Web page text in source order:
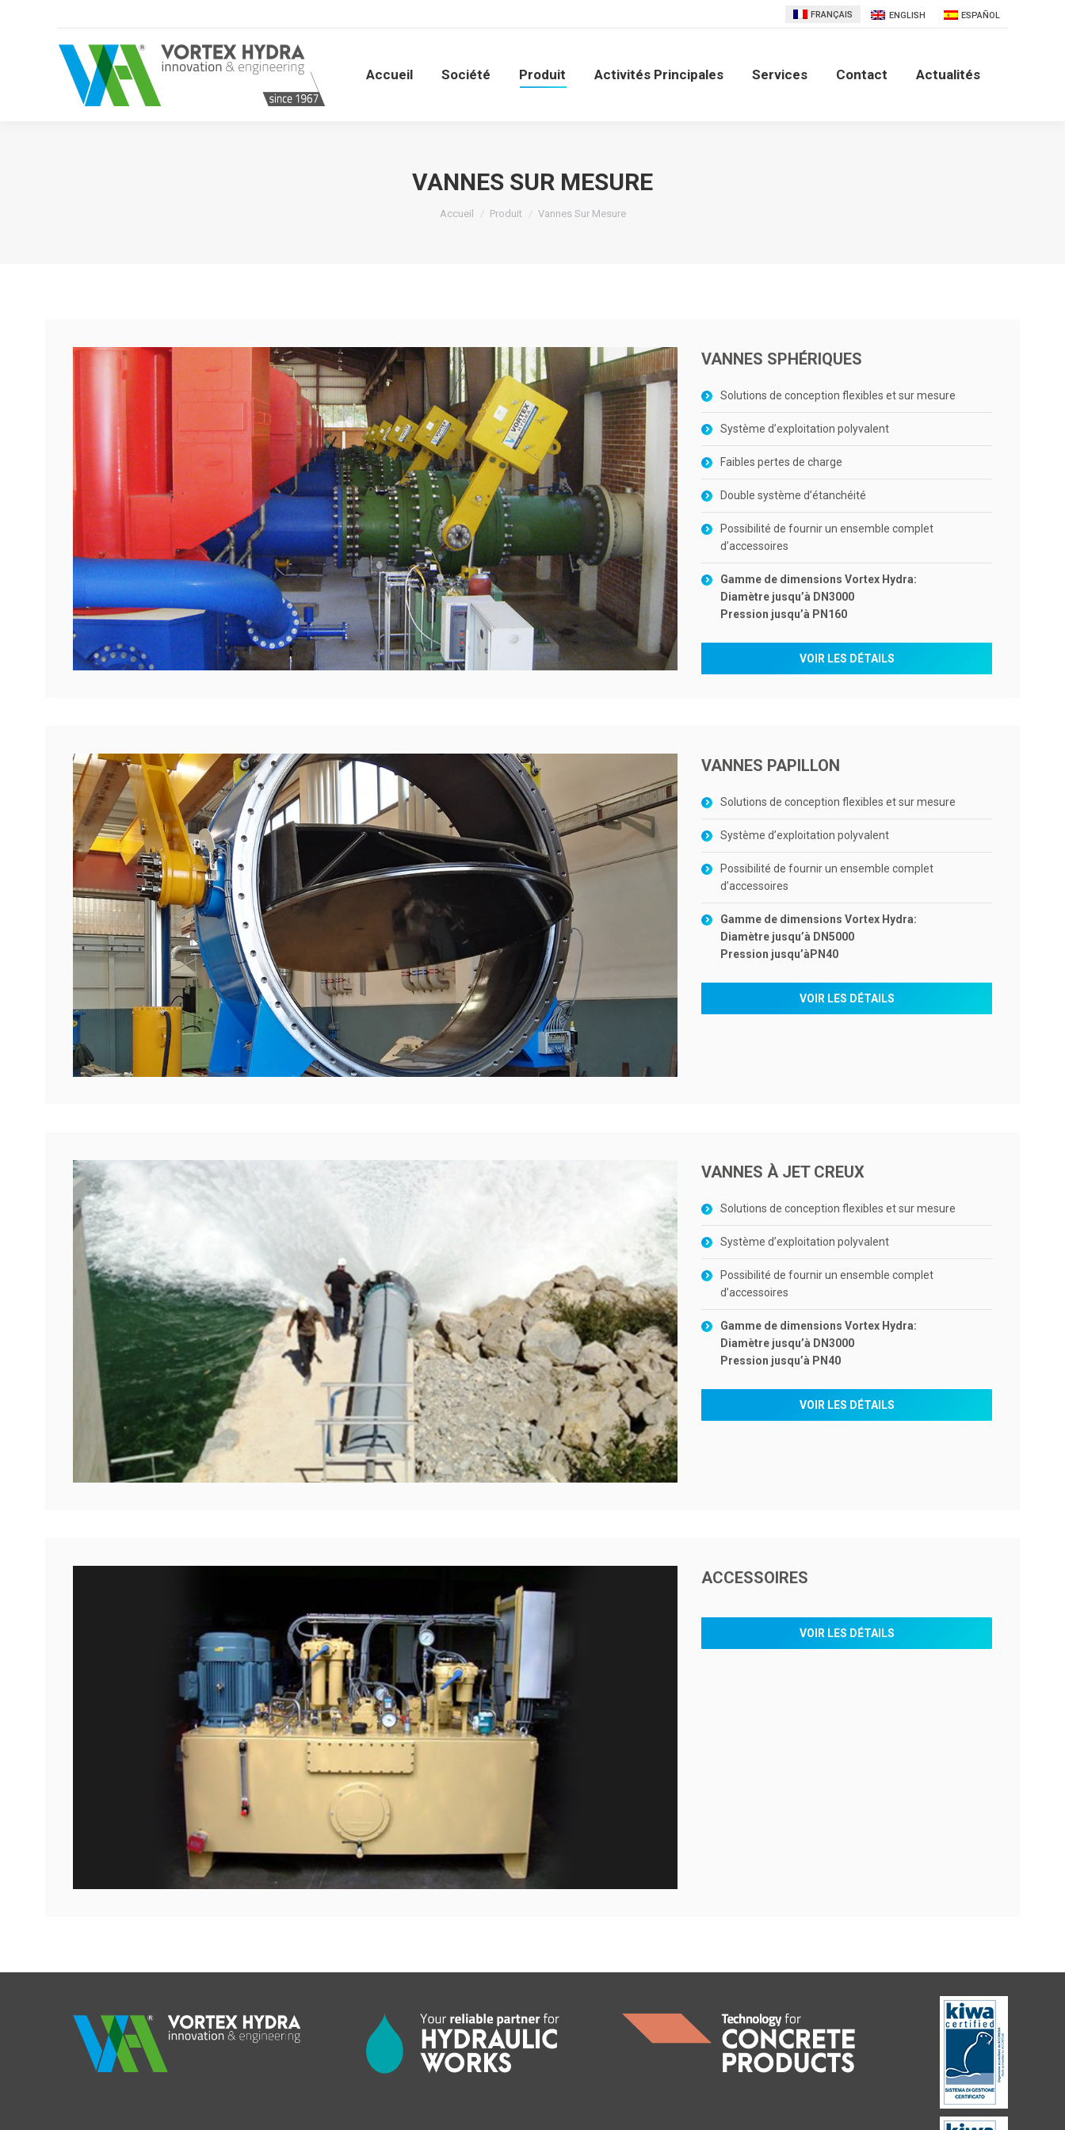
FRANÇAIS ENGLISH ESPAÑOL
Accueil Société Produit Activités Principales Services Contact Actualités
VANNES SUR MESURE
Vous êtes ici :
Accueil Produit Vannes Sur Mesure
VANNES SPHÉRIQUES
Solutions de conception flexibles et sur mesure
Système d’exploitation polyvalent
Faibles pertes de charge
Double système d’étanchéité
Possibilité de fournir un ensemble complet
d’accessoires
Gamme de dimensions Vortex Hydra:
Diamètre jusqu’à DN3000
Pression jusqu’à PN160
VOIR LES DÉTAILS
VANNES PAPILLON
Solutions de conception flexibles et sur mesure
Système d’exploitation polyvalent
Possibilité de fournir un ensemble complet
d’accessoires
Gamme de dimensions Vortex Hydra:
Diamètre jusqu’à DN5000
Pression jusqu’àPN40
VOIR LES DÉTAILS
VANNES À JET CREUX
Solutions de conception flexibles et sur mesure
Système d’exploitation polyvalent
Possibilité de fournir un ensemble complet
d’accessoires
Gamme de dimensions Vortex Hydra:
Diamètre jusqu’à DN3000
Pression jusqu’à PN40
VOIR LES DÉTAILS
ACCESSOIRES
VOIR LES DÉTAILS
Accueil Société Produit Activités Principales Services Contact Actualités